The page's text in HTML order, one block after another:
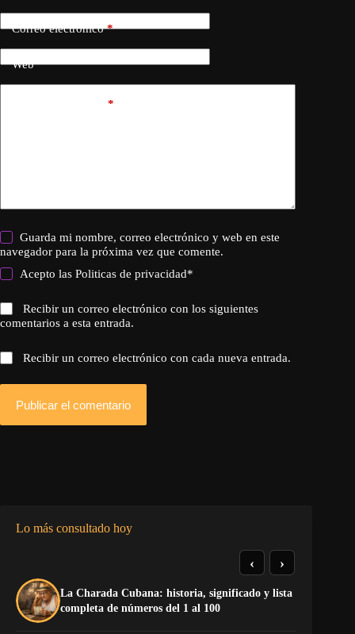
Correo electrónico*
Web
*
Guarda mi nombre, correo electrónico y web en este
navegador para la próxima vez que comente.
Acepto lasPoliticas de privacidad*
Recibir un correo electrónico con los siguientes
comentarios a esta entrada.
Recibir un correo electrónico con cada nueva entrada.
Publicar el comentario
Lo más consultado hoy
La Charada Cubana: historia, significado y lista
completa de números del 1 al 100
‹ ›